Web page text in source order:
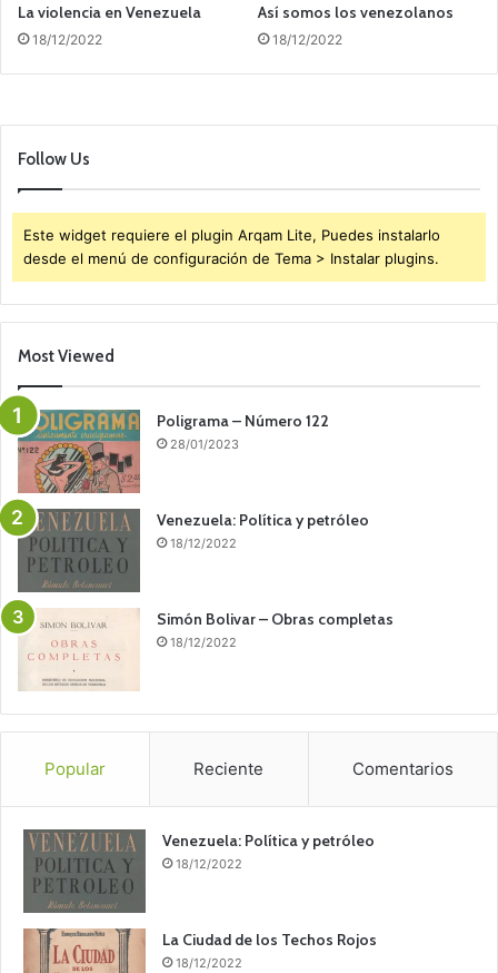
La violencia en Venezuela
18/12/2022
Así somos los venezolanos
18/12/2022
Follow Us
Este widget requiere el plugin Arqam Lite, Puedes instalarlo
desde el menú de configuración de Tema > Instalar plugins.
Most Viewed
Poligrama – Número 122
28/01/2023
Venezuela: Política y petróleo
18/12/2022
Simón Bolivar – Obras completas
18/12/2022
Popular Reciente Comentarios
Venezuela: Política y petróleo
18/12/2022
La Ciudad de los Techos Rojos
18/12/2022